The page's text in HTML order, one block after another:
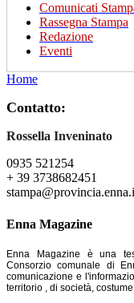
Comunicati
Rassegna Stampa
Redazione
Eventi
Home
Contatto:
Rossella Inveninato
0935 521254
+ 39 3738682451
Enna Magazine
Enna Magazine è una
Consorzio comunale di
comunicazione e
territorio , di società,